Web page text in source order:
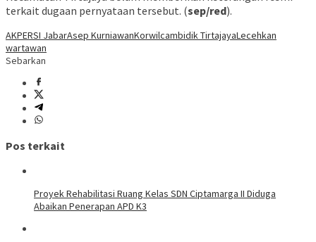
terkait dugaan pernyataan tersebut. (sep/red).
AKPERSI JabarAsep KurniawanKorwilcambidik TirtajayaLecehkan
wartawan
Sebarkan
Pos terkait
Proyek Rehabilitasi Ruang Kelas SDN Ciptamarga II Diduga
Abaikan Penerapan APD K3